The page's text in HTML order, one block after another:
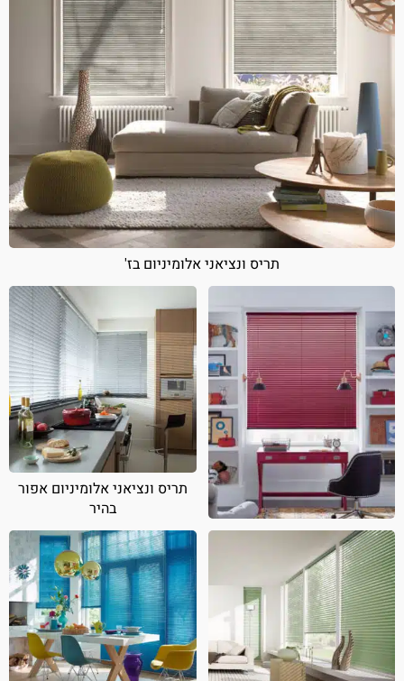
תריס ונציאני אלומיניום בז'
תריס ונציאני אלומיניום אדום
תריס ונציאני אלומיניום אפור
בהיר